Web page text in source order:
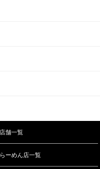
店舗一覧
らーめん店一覧